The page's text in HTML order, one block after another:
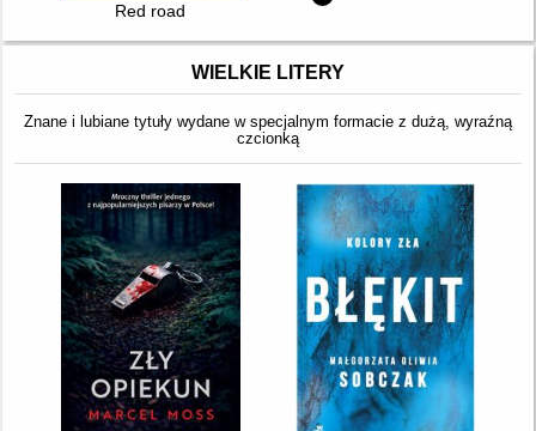
Red road
WIELKIE LITERY
Znane i lubiane tytuły wydane w specjalnym formacie z dużą, wyraźną
czcionką